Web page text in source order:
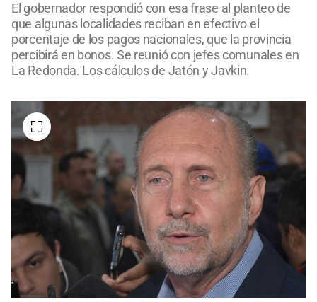
El gobernador respondió con esa frase al planteo de
que algunas localidades reciban en efectivo el
porcentaje de los pagos nacionales, que la provincia
percibirá en bonos. Se reunió con jefes comunales en
La Redonda. Los cálculos de Jatón y Javkin.